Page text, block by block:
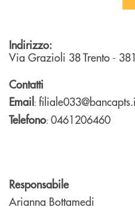
Indirizzo:
Via Grazioli 38Trento -
Contatti
Email:
Telefono: 0461206460
Responsabile
Arianna Bottamedi